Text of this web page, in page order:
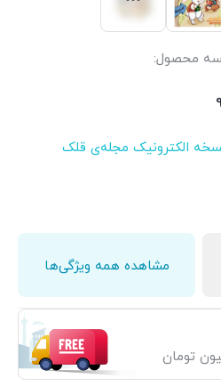
محصول:
الکترونیک مجله‌ی قلک
مشاهده همه ویژگی‌ها